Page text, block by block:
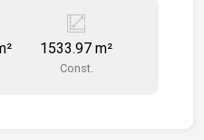
mezanino com sala
espaço para adm com
pátio para manobra
1533.97 m²
Const.